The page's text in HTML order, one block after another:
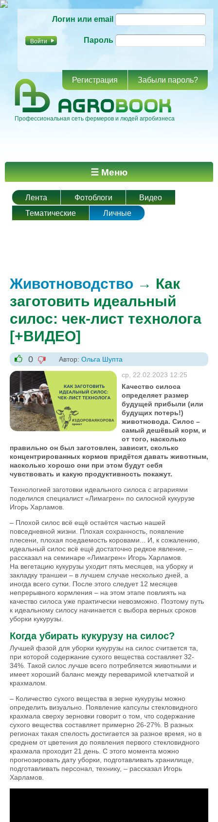
основному
Логин или email
Пароль
Регистрация Забыли пароль?
Профессиональная сеть фермеров и людей агробизнеса
Главное меню ☰ Меню
Лента Фотоблоги
Видео
Тематические
Личные
Животноводство → Как
заготовить идеальный
силос: чек-лист технолога
[+ВИДЕО]
+1
0
-1
Автор: Ольга Шупта
ср, 22.02.2023 12:25
Качество силоса
определяет размер
будущей прибыли (или
будущих потерь!)
животновода. Силос –
самый дешёвый корм, и
от того, насколько
правильно он был заготовлен, зависит, сколько
концентрированных кормов придётся давать животным,
насколько хорошо они при этом будут себя
чувствовать и какую продуктивность покажут.
Технологией заготовки идеального силоса с аграриями
поделился специалист «Лимагрен» по силосной кукурузе
Игорь Харламов.
– Плохой силос всё ещё остаётся частью нашей
повседневной жизни. Плохая сохранность, появление
плесени, плохая поедаемость коровами... И, к сожалению,
идеальный силос всё ещё достаточно редкое явление, –
рассказал на семинаре «Лимагрен» Игорь Харламов.
На вегетацию кукурузы уходит пять месяцев, на уборку и
закладку траншеи – в лучшем случае несколько дней, а
иногда всего сутки. После этого следует 12 месяцев
непрерывного кормления – на этом этапе повлиять на
качество силоса уже практически невозможно. Поэтому путь
к идеальному силосу начинается с выбора верных сроков
уборки кукурузы.
Когда убирать кукурузу на силос?
Лучшей фазой для уборки кукурузы на силос считается та,
при которой содержание сухого вещества составляет 32-
34%. Такой силос лучше всего потребляется животными и
имеет хороший баланс между переваримой клетчаткой и
крахмалом.
– Количество сухого вещества в зерне кукурузы можно
определить визуально. Появление капсулы стекловидного
крахмала сверху зерновки говорит о том, что содержание
сухого вещества составляет примерно 26-27%. В разных
регионах такая спелость достигается за разное время, но в
среднем от цветения до появления первого стекловидного
крахмала проходит 21 день. С этого момента можно
прогнозировать дату уборки, подготавливать хранилище,
подготавливать персонал, технику, – рассказал Игорь
Харламов.